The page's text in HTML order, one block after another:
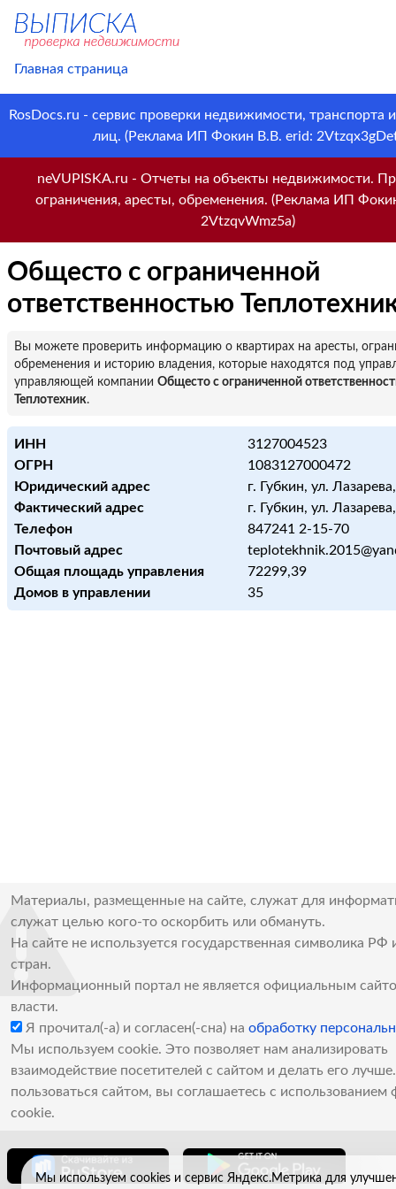
Главная страница
RosDocs.ru - сервис проверки недвижимости, транспорта
лиц. (Реклама ИП Фокин В.В. erid:
neVUPISKA.ru - Отчеты на объекты недвижимости.
ограничения, аресты, обременения. (Реклама ИП
2VtzqvWmz5a)
Общесто с ограниченной
ответственностью
Вы можете проверить информацию о квартирах на аресты,
обременения и историю владения, которые находятся под
управляющей компании Общесто с ограниченной
Теплотехник.
ИНН
3127004523
ОГРН
1083127000472
Юридический адрес
г. Губкин, ул.
Фактический адрес
г. Губкин, ул.
Телефон
847241 2-15-70
Почтовый адрес
Общая площадь управления
72299,39
Домов в управлении
35
Материалы, размещенные на сайте, служат для
служат целью кого-то оскорбить или обмануть.
На сайте не используется государственная символика РФ
стран.
Информационный портал не является официальным
власти.
Я прочитал(-а) и согласен(-сна) на обработку
Мы используем cookie. Это позволяет нам анализировать
взаимодействие посетителей с сайтом и делать его
пользоваться сайтом, вы соглашаетесь с использованием
cookie.
Мы используем cookies и сервис Яндекс.Метрика для